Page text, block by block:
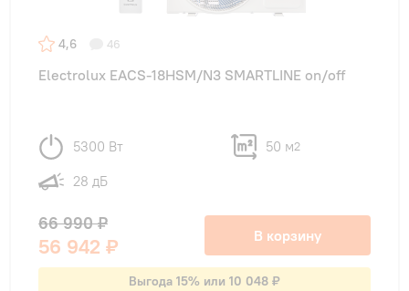
4,6 46
Electrolux EACS-18HSM/N3 SMARTLINE on/off
5300 Вт 50 м2
28 дБ
66 990 ₽
56 942 ₽ В корзину
Выгода 15% или 10 048 ₽